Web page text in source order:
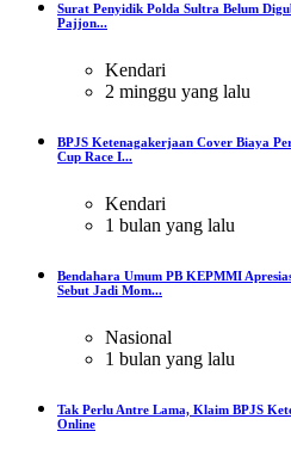
Surat Penyidik Polda Sultra Belum
Pajjon...
Kendari
2 minggu yang lalu
BPJS Ketenagakerjaan Cover Biaya
Cup Race I...
Kendari
1 bulan yang lalu
Bendahara Umum PB KEPMMI
Sebut Jadi Mom...
Nasional
1 bulan yang lalu
Tak Perlu Antre Lama, Klaim BPJS
Online